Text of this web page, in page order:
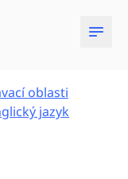
oblasti
jazyk